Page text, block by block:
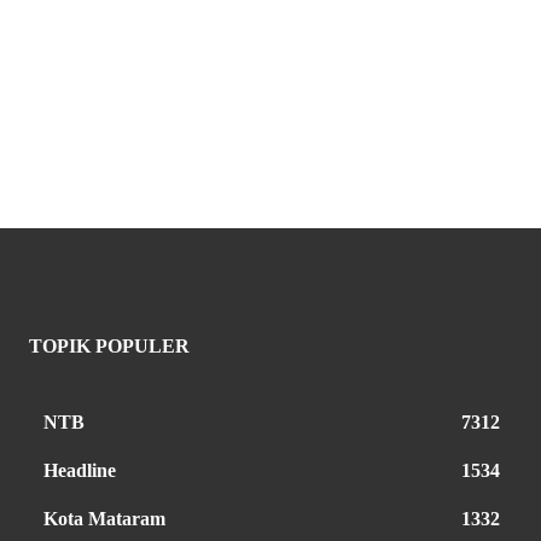
TOPIK POPULER
NTB 7312
Headline 1534
Kota Mataram 1332